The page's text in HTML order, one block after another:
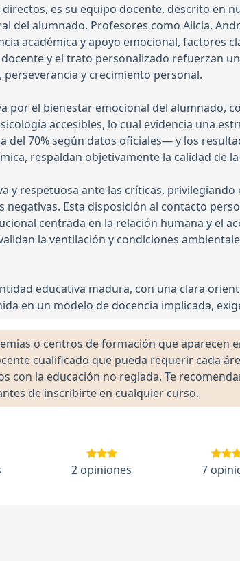
es su equipo docente, descrito en
del alumnado. Profesores como Alicia,
académica y apoyo emocional, factores
y el trato personalizado refuerzan
y crecimiento personal.
por el bienestar emocional del alumnado,
accesibles, lo cual evidencia una
70% según datos oficiales— y los
respaldan objetivamente la calidad de
y respetuosa ante las críticas,
Esta disposición al contacto
centrada en la relación humana y el
la ventilación y condiciones
educativa madura, con una clara
en un modelo de docencia implicada,
o centros de formación que aparecen
cualificado que pueda requerir cada
con la educación no reglada. Te
de inscribirte en cualquier curso.
2 opiniones 7